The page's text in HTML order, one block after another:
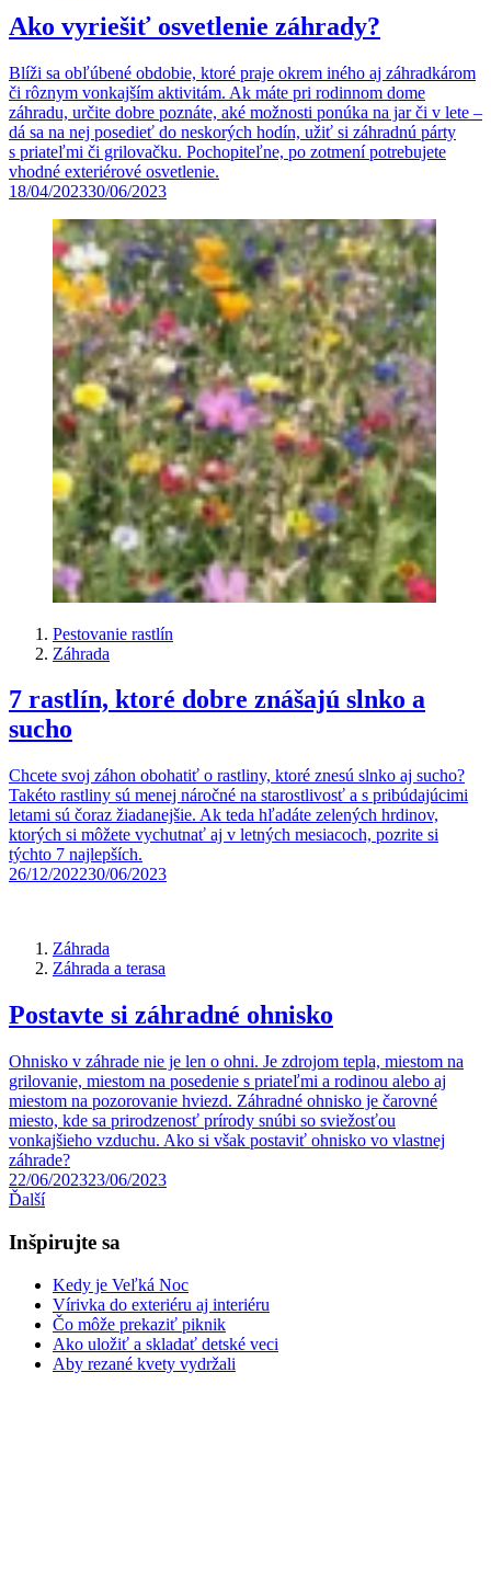
Ako vyriešiť osvetlenie záhrady?
Blíži sa obľúbené obdobie, ktoré praje okrem iného aj záhradkárom
či rôznym vonkajším aktivitám. Ak máte pri rodinnom dome
záhradu, určite dobre poznáte, aké možnosti ponúka na jar či v lete –
dá sa na nej posedieť do neskorých hodín, užiť si záhradnú párty
s priateľmi či grilovačku. Pochopiteľne, po zotmení potrebujete
vhodné exteriérové osvetlenie.
18/04/202330/06/2023
Pestovanie rastlín
Záhrada
7 rastlín, ktoré dobre znášajú slnko a
sucho
Chcete svoj záhon obohatiť o rastliny, ktoré znesú slnko aj sucho?
Takéto rastliny sú menej náročné na starostlivosť a s pribúdajúcimi
letami sú čoraz žiadanejšie. Ak teda hľadáte zelených hrdinov,
ktorých si môžete vychutnať aj v letných mesiacoch, pozrite si
týchto 7 najlepších.
26/12/202230/06/2023
Záhrada
Záhrada a terasa
Postavte si záhradné ohnisko
Ohnisko v záhrade nie je len o ohni. Je zdrojom tepla, miestom na
grilovanie, miestom na posedenie s priateľmi a rodinou alebo aj
miestom na pozorovanie hviezd. Záhradné ohnisko je čarovné
miesto, kde sa prirodzenosť prírody snúbi so sviežosťou
vonkajšieho vzduchu. Ako si však postaviť ohnisko vo vlastnej
záhrade?
22/06/202323/06/2023
Ďalší
Inšpirujte sa
Kedy je Veľká Noc
Vírivka do exteriéru aj interiéru
Čo môže prekaziť piknik
Ako uložiť a skladať detské veci
Aby rezané kvety vydržali